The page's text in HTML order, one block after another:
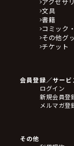
文具
書籍
コミック
その他グ
チケット
会員登録／サービ
ログイン
新規会員登
メルマガ登
その他